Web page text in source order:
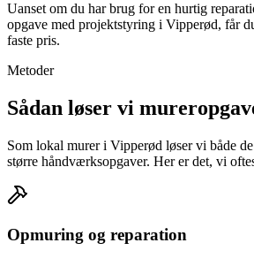
Uanset om du har brug for en hurtig
opgave med projektstyring i Vipperød, får
faste pris.
Metoder
Sådan løser vi
Som lokal murer i Vipperød løser vi både
større håndværksopgaver. Her er det, vi
Opmuring og reparation